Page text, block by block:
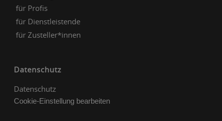
für Profis
für Dienstleistende
für Zusteller*innen
Datenschutz
Datenschutz
Cookie-Einstellung bearbeiten